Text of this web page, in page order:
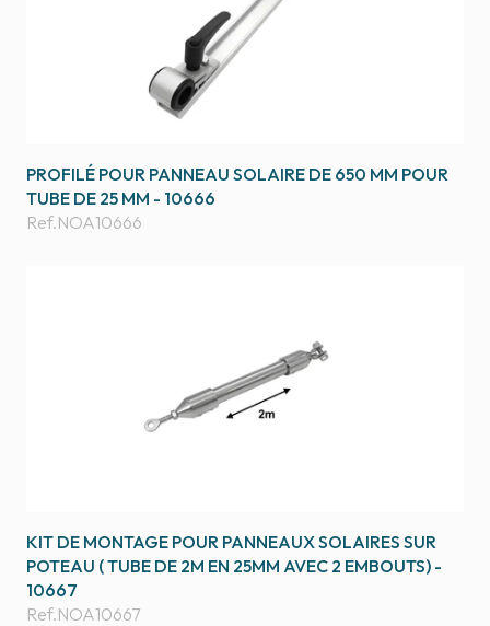
PROFILÉ POUR PANNEAU SOLAIRE DE 650 MM POUR
TUBE DE 25 MM - 10666
Ref.NOA10666
KIT DE MONTAGE POUR PANNEAUX SOLAIRES SUR
POTEAU ( TUBE DE 2M EN 25MM AVEC 2 EMBOUTS) -
10667
Ref.NOA10667